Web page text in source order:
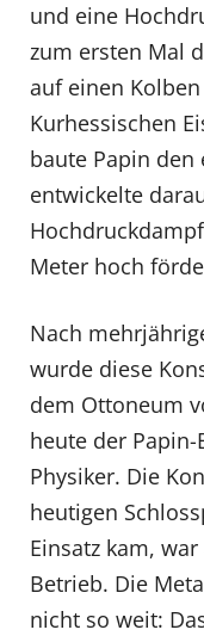
und eine
zum ersten Mal
auf einen
Kurhessischen
baute Papin
entwickelte
Meter hoch
Nach
wurde diese
dem Ottoneum
heute der
Physiker. Die
heutigen
Einsatz kam,
Betrieb. Die
nicht so weit: